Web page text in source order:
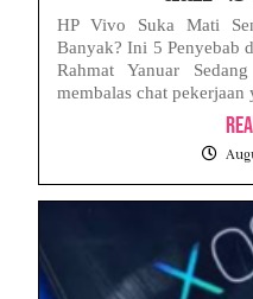
HP Vivo Suka Mati
Banyak? Ini 5 Penyebab
Rahmat Yanuar
membalas chat pekerjaan